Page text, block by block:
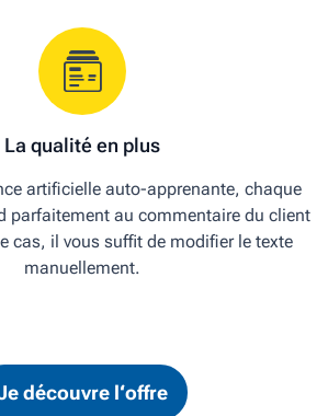
La qualité en plus
artificielle auto-apprenante, chaque
parfaitement au commentaire du client
cas, il vous suffit de modifier le texte
manuellement.
découvre l‘offre